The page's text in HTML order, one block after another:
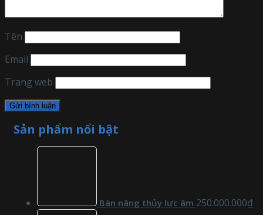
Tên
Email
Trang web
Sản phẩm nổi bật
Bàn nâng thủy lực âm 250.000.000₫